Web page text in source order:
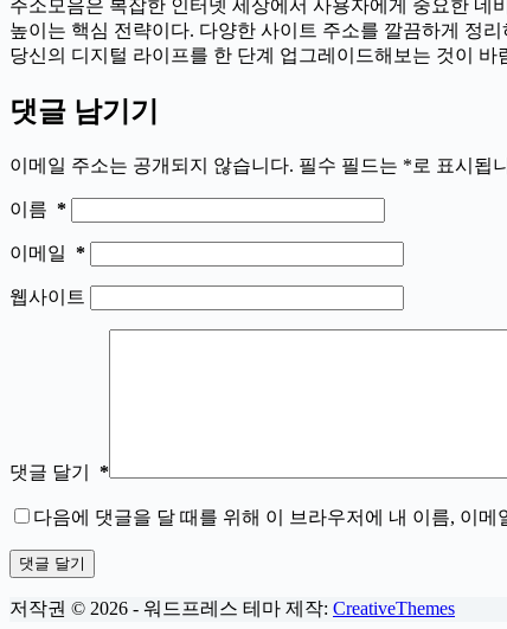
주소모음은 복잡한 인터넷 세상에서 사용자에게 중요한
높이는 핵심 전략이다. 다양한 사이트 주소를 깔끔하게 정
당신의 디지털 라이프를 한 단계 업그레이드해보는 것이 바
댓글 남기기
이메일 주소는 공개되지 않습니다. 필수 필드는 *로 표시됩
이름 *
이메일 *
웹사이트
댓글 달기 *
다음에 댓글을 달 때를 위해 이 브라우저에 내 이름, 이메
댓글 달기
저작권 © 2026 - 워드프레스 테마 제작: CreativeThemes